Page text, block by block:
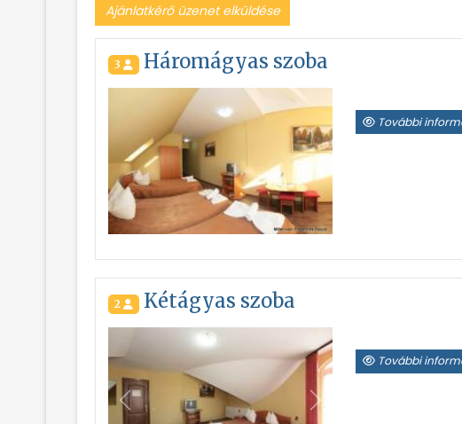
Ajánlatkérő üzenet elküldése
3 Háromágyas szoba
További
2 Kétágyas szoba
Vissza Következő
További